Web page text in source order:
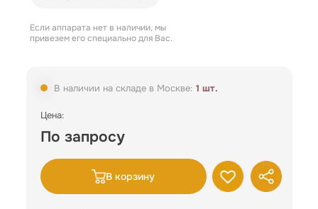
Если аппарата нет в наличии, мы
привезем его специально для Вас.
В наличии на складе в Москве: 1 шт.
В корзину
Цена:
По запросу